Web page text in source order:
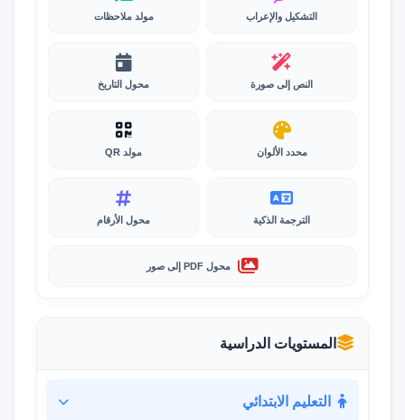
التشكيل والإعراب مولد ملاحظات
النص إلى صورة محول التاريخ
محدد الألوان مولد QR
الترجمة الذكية محول الأرقام
محول PDF إلى صور
المستويات الدراسية
التعليم الابتدائي